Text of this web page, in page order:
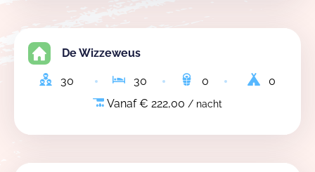
De Wizzeweus
30 30 0
0
Vanaf € 222,00 / nacht